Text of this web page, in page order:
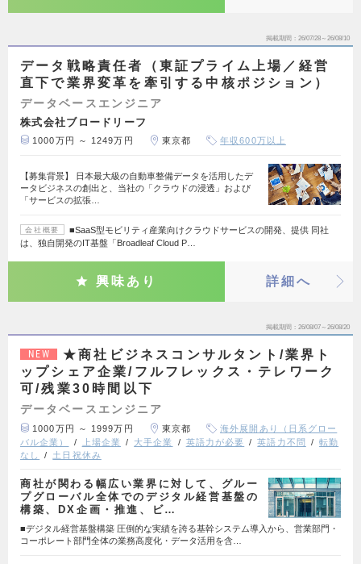
掲載期間 26/07/28～26/08/10
データ戦略責任者（東証プライム上場／経営
直下で業界変革を牽引する中核ポジション）
データベースエンジニア
株式会社ブロードリーフ
1000万円 ～ 1249万円 東京都 年収600万以上
【募集背景】 日本最大級の自動車整備データを活用したデ
ータビジネスの創出と、当社の「クラウドの浸透」および
「サービスの拡張…
会社概要
■SaaS型モビリティ産業向けクラウドサービスの開発、提供 同社
は、独自開発のIT基盤「Broadleaf Cloud P…
興味あり 詳細へ
掲載期間 26/08/07～26/08/20
NEW
★商社ビジネスコンサルタント/業界ト
ップシェア企業/フルフレックス・テレワーク
可/残業30時間以下
データベースエンジニア
1000万円 ～ 1999万円 東京都
海外展開あり（日系グロー
バル企業）
上場企業 大手企業 英語力が必要 英語力不問
転勤
なし
土日祝休み
商社が関わる幅広い業界に対して、グルー
プグローバル全体でのデジタル経営基盤の
構築、DX企画・推進、ビ…
■デジタル経営基盤構築 圧倒的な実績を誇る基幹システム導入から、営業部門・
コーポレート部門全体の業務高度化・データ活用を含…